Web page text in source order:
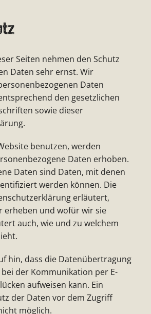
Seiten nehmen den Schutz
Daten sehr ernst. Wir
Daten
den gesetzlichen
sowie dieser
benutzen, werden
Daten erhoben.
Daten sind Daten, mit denen
werden können. Die
erläutert,
erheben und wofür wir sie
auch, wie und zu welchem
hin, dass die Datenübertragung
der Kommunikation per E-
aufweisen kann. Ein
der Daten vor dem Zugriff
möglich.